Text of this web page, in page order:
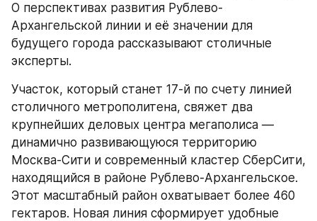
О перспективах развития Рублево-
Архангельской линии и её значении для
будущего города рассказывают столичные
эксперты.
Участок, который станет 17-й по счету линией
столичного метрополитена, свяжет два
крупнейших деловых центра мегаполиса —
динамично развивающуюся территорию
Москва-Сити и современный кластер СберСити,
находящийся в районе Рублево-Архангельское.
Этот масштабный район охватывает более 460
гектаров. Новая линия сформирует удобные